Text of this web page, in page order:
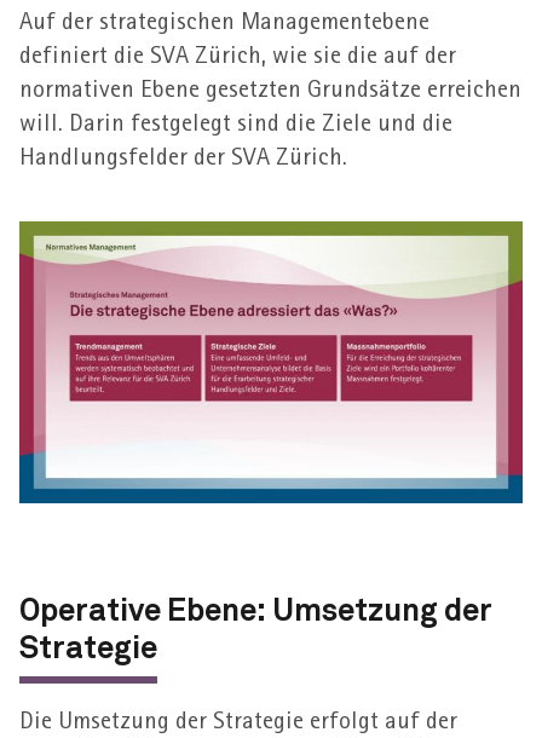
Auf der strategischen Management­ebene
definiert die SVA Zürich, wie sie die auf der
normativen Ebene gesetzten Grund­sätze erreichen
will. Darin fest­gelegt sind die Ziele und die
Handlungs­felder der SVA Zürich.
Operative Ebene: Umsetzung der
Strategie
Die Umsetzung der Strategie erfolgt auf der